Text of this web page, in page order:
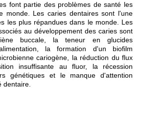
font partie des problèmes de santé les
monde. Les caries dentaires sont l'une
les plus répandues dans le monde. Les
au développement des caries sont
buccale, la teneur en glucides
la formation d'un biofilm
cariogène, la réduction du flux
insuffisante au fluor, la récession
génétiques et le manque d'attention
dentaire.